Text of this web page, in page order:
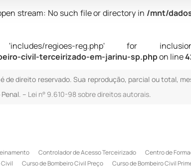
stream: No such file or directory in /mnt/
regioes-reg.php' for inclusion
civil-terceirizado-em-jarinu-sp.phpon line
de direito reservado. Sua reprodução, parcial ou total,
– Lei n° 9.610-98 sobre direitos autorais.
Controlador de Acesso Terceirizado
Centro de
Curso de Bombeiro Civil Preço Curso de Bombeiro Civil